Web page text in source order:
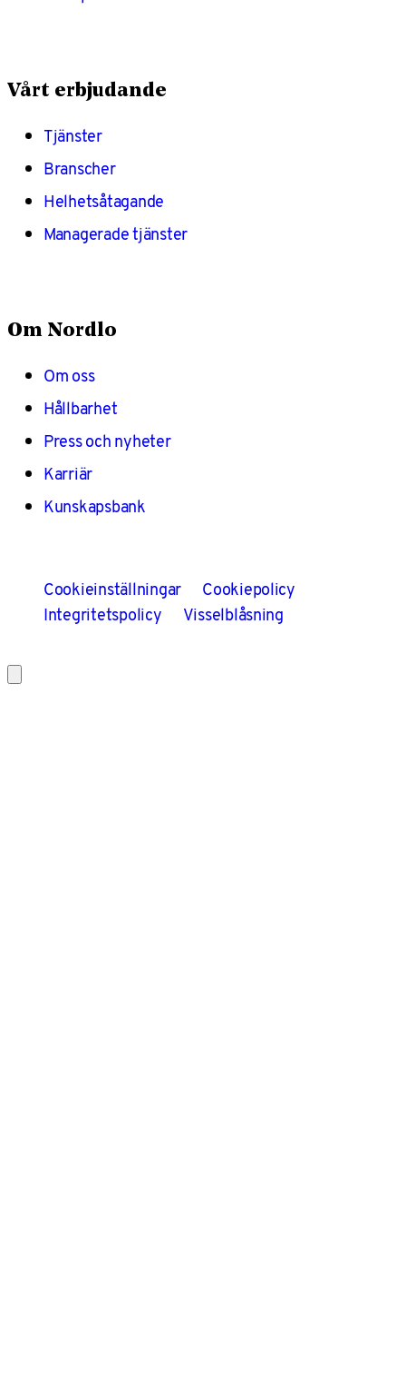
Vårt erbjudande
Tjänster
Branscher
Helhetsåtagande
Managerade tjänster
Om Nordlo
Om oss
Hållbarhet
Press och nyheter
Karriär
Kunskapsbank
Cookieinställningar
Cookiepolicy
Integritetspolicy
Visselblåsning